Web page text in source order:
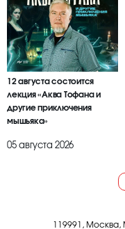
12 августа состоится
лекция «Аква Тофана и
другие приключения
мышьяка»
05 августа 2026
119991, Москва,